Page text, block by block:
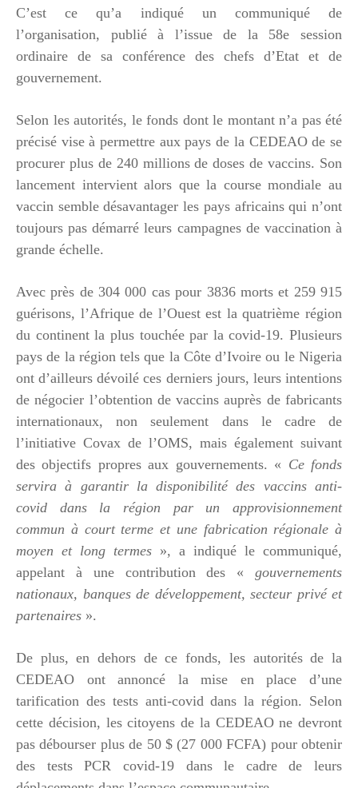
C’est ce qu’a indiqué un communiquéde
l’organisation, publié à l’issue de la 58e session
ordinaire de sa conférence des chefs d’Etat et de
gouvernement.
Selon les autorités, le fonds dont le montant n’a pas été
précisé vise à permettre aux pays de la CEDEAO de se
procurer plus de 240 millions de doses de vaccins. Son
lancement intervient alors que la course mondiale au
vaccin semble désavantager les pays africains qui n’ont
toujours pas démarré leurs campagnes de vaccination à
grande échelle.
Avec près de 304 000 cas pour 3836 morts et 259 915
guérisons, l’Afrique de l’Ouest est la quatrième région
du continent la plus touchée par la covid-19. Plusieurs
pays de la région tels que la Côte d’Ivoire ou le Nigeria
ont d’ailleurs dévoilé ces derniers jours, leurs intentions
de négocier l’obtention de vaccins auprès de fabricants
internationaux, non seulement dans le cadre de
l’initiative Covax de l’OMS, mais également suivant
des objectifs propres aux gouvernements. « Ce fonds
servira à garantir la disponibilité des vaccins anti-
covid dans la région par un approvisionnement
commun à court terme et une fabrication régionale à
moyen et long termes », a indiqué le communiqué,
appelant à une contribution des « gouvernements
nationaux, banques de développement, secteur privé et
partenaires ».
De plus, en dehors de ce fonds, les autorités de la
CEDEAO ont annoncé la mise en place d’une
tarification des tests anti-covid dans la région. Selon
cette décision, les citoyens de la CEDEAO ne devront
pas débourser plus de 50 $ (27 000 FCFA) pour obtenir
des tests PCR covid-19 dans le cadre de leurs